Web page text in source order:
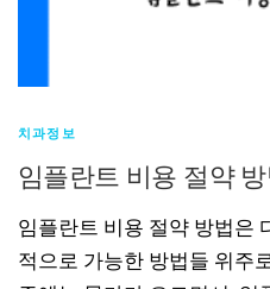
치과정보
임플란트 비용 절약
임플란트 비용 절약 방법은
적으로 가능한 방법들 위주